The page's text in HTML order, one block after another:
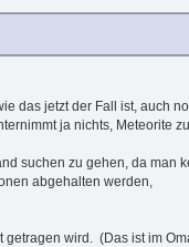
das jetzt der Fall ist, auch
ja nichts, Meteorite
suchen zu gehen, da man
abgehalten werden,
wird. (Das ist im